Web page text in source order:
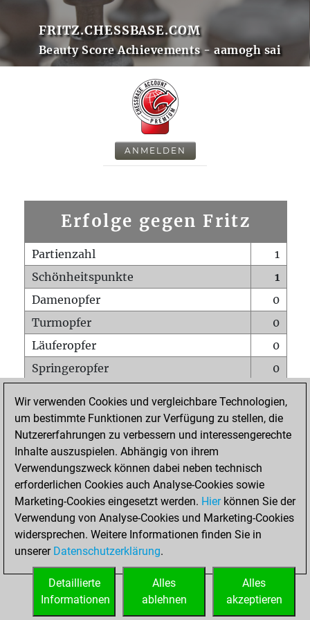
FRITZ.CHESSBASE.COM
Beauty Score Achievements - aamogh sai
ANMELDEN
Erfolge gegen Fritz
Partienzahl
1
Schönheitspunkte
1
Damenopfer
0
Turmopfer
0
Läuferopfer
0
Springeropfer
0
Matt auf vollem Brett
0
Bauer setzt Matt
0
Erstickte Matts
Unterverwandlungen
Türme auf der siebten
0
STARTSEITE
Wir verwenden Cookies und vergleichbare Technologien,
um bestimmte Funktionen zur Verfügung zu stellen, die
Nutzererfahrungen zu verbessern und interessengerechte
Inhalte auszuspielen. Abhängig von ihrem
Verwendungszweck können dabei neben technisch
erforderlichen Cookies auch Analyse-Cookies sowie
Marketing-Cookies eingesetzt werden. Hierkönnen Sie der
Verwendung von Analyse-Cookies und Marketing-Cookies
widersprechen. Weitere Informationen finden Sie in
unserer Datenschutzerklärung.
Alles
akzeptieren
Alles
ablehnen
Detaillierte
Informationen